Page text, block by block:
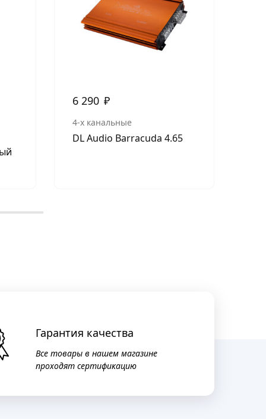
6 290 ₽
4-х канальные
DL Audio Barracuda 4.65
Гарантия качества
Все товары в нашем магазине
проходят сертификацию